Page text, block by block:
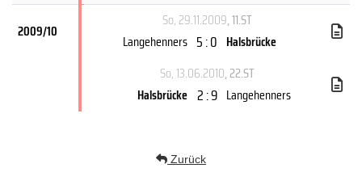
2009/10
So, 29.11.2009, 11.ST
Langehenners 5 : 0 Halsbrücke
So, 13.06.2010, 22.ST
Halsbrücke 2 : 9 Langehenners
Zurück